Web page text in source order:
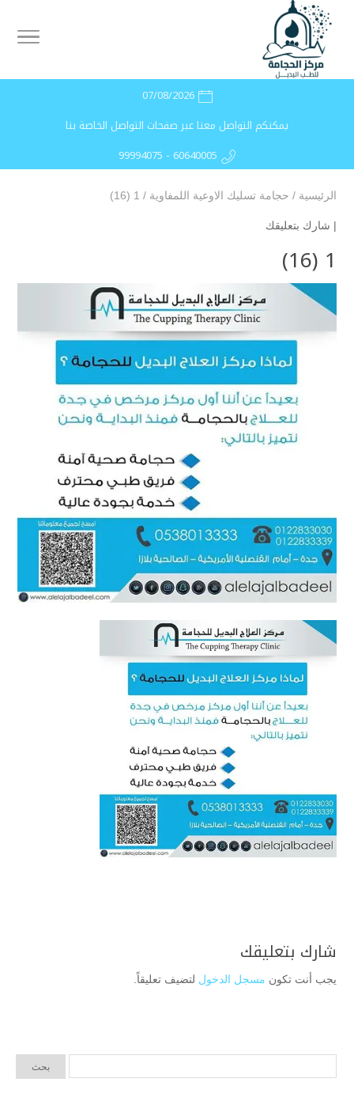
07/08/2026
يمكنكم التواصل معنا عبر صفحات التواصل الخاصة بنا
99994075 - 60640005
الرئيسية / حجامة تسليك الاوعية اللمفاوية /
1 (16)
| شارك بتعليقك
1 (16)
شارك بتعليقك
يجب أنت تكون مسجل الدخول لتضيف تعليقاً.